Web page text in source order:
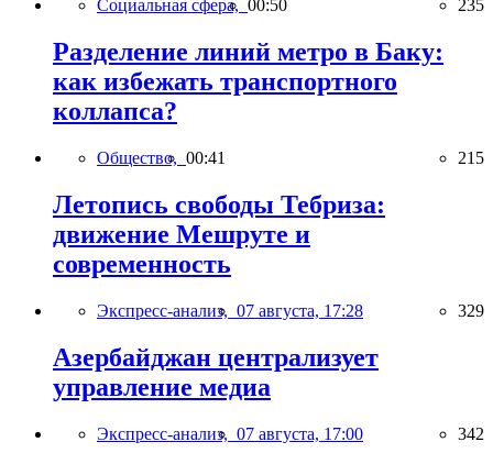
Социальная сфера, 00:50 235
Разделение линий метро в Баку:
как избежать транспортного
коллапса?
Общество, 00:41 215
Летопись свободы Тебриза:
движение Мешруте и
современность
Экспресс-анализ, 07 августа, 17:28 329
Азербайджан централизует
управление медиа
Экспресс-анализ, 07 августа, 17:00 342